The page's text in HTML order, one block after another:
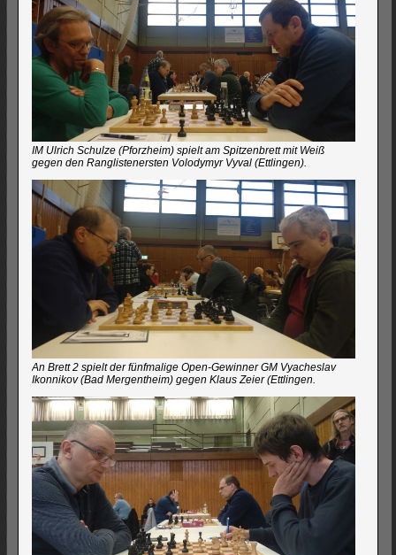
IM Ulrich Schulze (Pforzheim) spielt am Spitzenbrett mit Weiß
gegen den Ranglistenersten Volodymyr Vyval (Ettlingen).
An Brett 2 spielt der fünfmalige Open-Gewinner GM Vyacheslav
Ikonnikov (Bad Mergentheim) gegen Klaus Zeier (Ettlingen.